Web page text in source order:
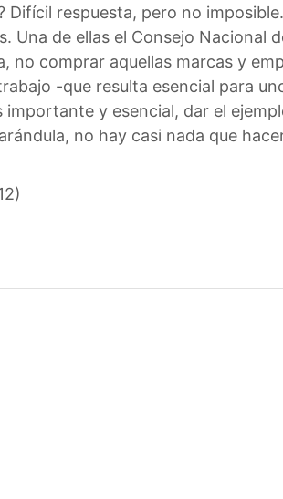
respuesta, pero no
Una de ellas el Consejo Nacional
comprar aquellas marcas y
-que resulta esencial para
y esencial, dar el
no hay casi nada que